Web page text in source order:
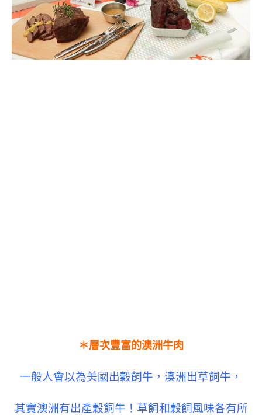
＊層次豐富的澳洲牛肉
一般人會以為美國出穀飼牛，澳洲出草飼牛，
其實澳洲有出產穀飼牛！草飼和穀飼風味各有所